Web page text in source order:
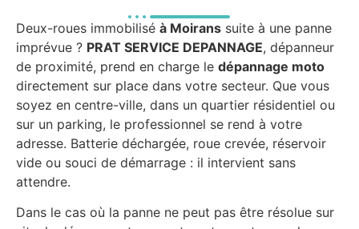
Deux-roues immobilisé à Moirans suite à une panne
imprévue ? PRAT SERVICE DEPANNAGE, dépanneur
de proximité, prend en charge le dépannage moto
directement sur place dans votre secteur. Que vous
soyez en centre-ville, dans un quartier résidentiel ou
sur un parking, le professionnel se rend à votre
adresse. Batterie déchargée, roue crevée, réservoir
vide ou souci de démarrage : il intervient sans
attendre.
Dans le cas où la panne ne peut pas être résolue sur